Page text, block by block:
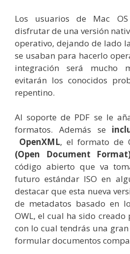
Los usuarios de Mac
disfrutar de una versión
operativo, dejando de lado
se usaban para hacerlo
integración será mucho
evitarán los conocidos
repentino.
Al soporte de PDF se le
formatos. Además se
OpenXML, el formato de
(Open Document
código abierto que va
futuro estándar ISO en
destacar que esta nueva
de metadatos basado en
OWL, el cual ha sido creado
con lo cual tendrás una
formular documentos